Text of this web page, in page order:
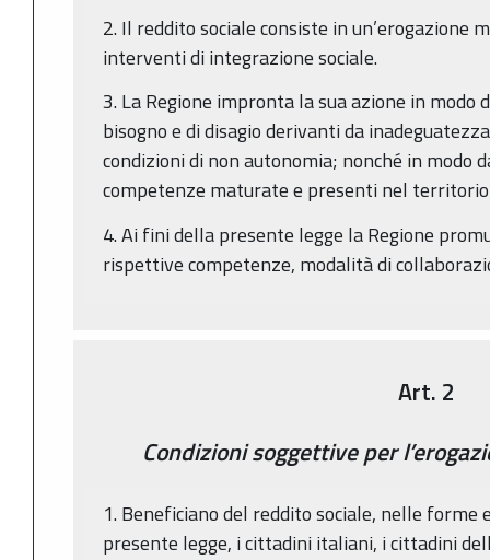
2. Il reddito sociale consiste in un’erogazione
interventi di integrazione sociale.
3. La Regione impronta la sua azione in modo
bisogno e di disagio derivanti da
condizioni di non autonomia; nonché in modo
competenze maturate e presenti nel
4. Ai fini della presente legge la Regione
rispettive competenze, modalità di
Art. 2
Condizioni soggettive per
1. Beneficiano del reddito sociale, nelle forme
presente legge, i cittadini italiani, i cittadini